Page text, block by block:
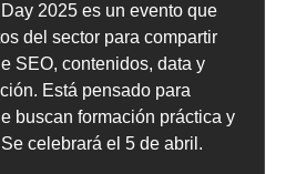
2025 es un evento que
del sector para compartir
SEO, contenidos, data y
Está pensado para
buscan formación práctica y
celebrará el 5 de abril.